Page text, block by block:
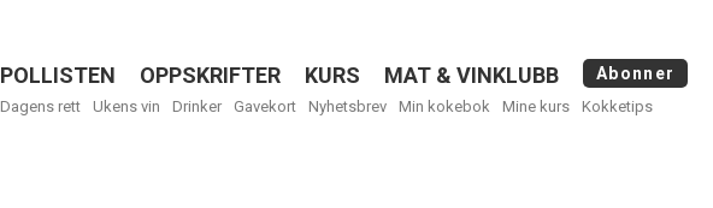
Menu
POLLISTEN OPPSKRIFTER KURS MAT & VINKLUBB Abonner
Dagens rett Ukens vin Drinker Gavekort Nyhetsbrev Min kokebok Mine kurs Kokketips